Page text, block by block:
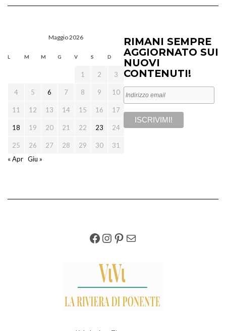
Maggio 2026
L M M G V S D
1 2 3
4 5 6 7 8 9 10
11 12 13 14 15 16 17
18 19 20 21 22 23 24
25 26 27 28 29 30
31
« Apr Giu »
RIMANI SEMPRE
AGGIORNATO SUI
NUOVI
CONTENUTI!
FACEBOOK
INSTAGRAM
PINTEREST
EMAIL